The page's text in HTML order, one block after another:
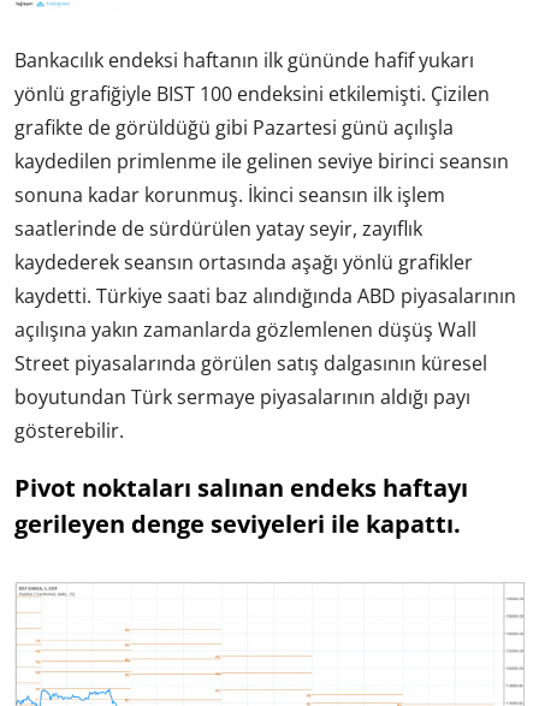
Bankacılık endeksi haftanın ilk gününde hafif yukarı
yönlü grafiğiyle BIST 100 endeksini etkilemişti. Çizilen
grafikte de görüldüğü gibi Pazartesi günü açılışla
kaydedilen primlenme ile gelinen seviye birinci seansın
sonuna kadar korunmuş. İkinci seansın ilk işlem
saatlerinde de sürdürülen yatay seyir, zayıflık
kaydederek seansın ortasında aşağı yönlü grafikler
kaydetti. Türkiye saati baz alındığında ABD piyasalarının
açılışına yakın zamanlarda gözlemlenen düşüş Wall
Street piyasalarında görülen satış dalgasının küresel
boyutundan Türk sermaye piyasalarının aldığı payı
gösterebilir.
Pivot noktaları salınan endeks haftayı
gerileyen denge seviyeleri ile kapattı.